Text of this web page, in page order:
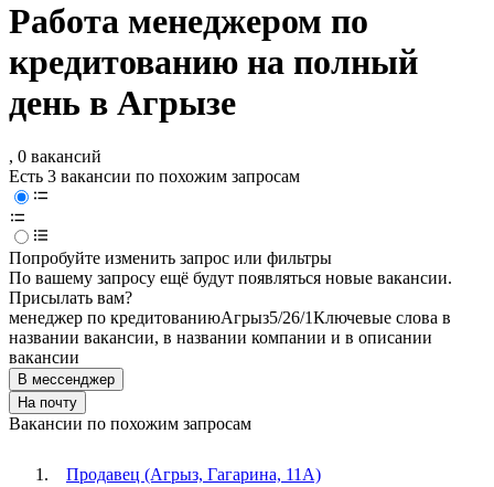
Работа менеджером по
кредитованию на полный
день в Агрызе
, 0 вакансий
Есть 3 вакансии по похожим запросам
Попробуйте изменить запрос или фильтры
По вашему запросу ещё будут появляться новые вакансии.
Присылать вам?
менеджер по кредитованиюАгрыз5/26/1Ключевые слова в
названии вакансии, в названии компании и в описании
вакансии
В мессенджер
На почту
Вакансии по похожим запросам
Продавец (Агрыз, Гагарина, 11А)